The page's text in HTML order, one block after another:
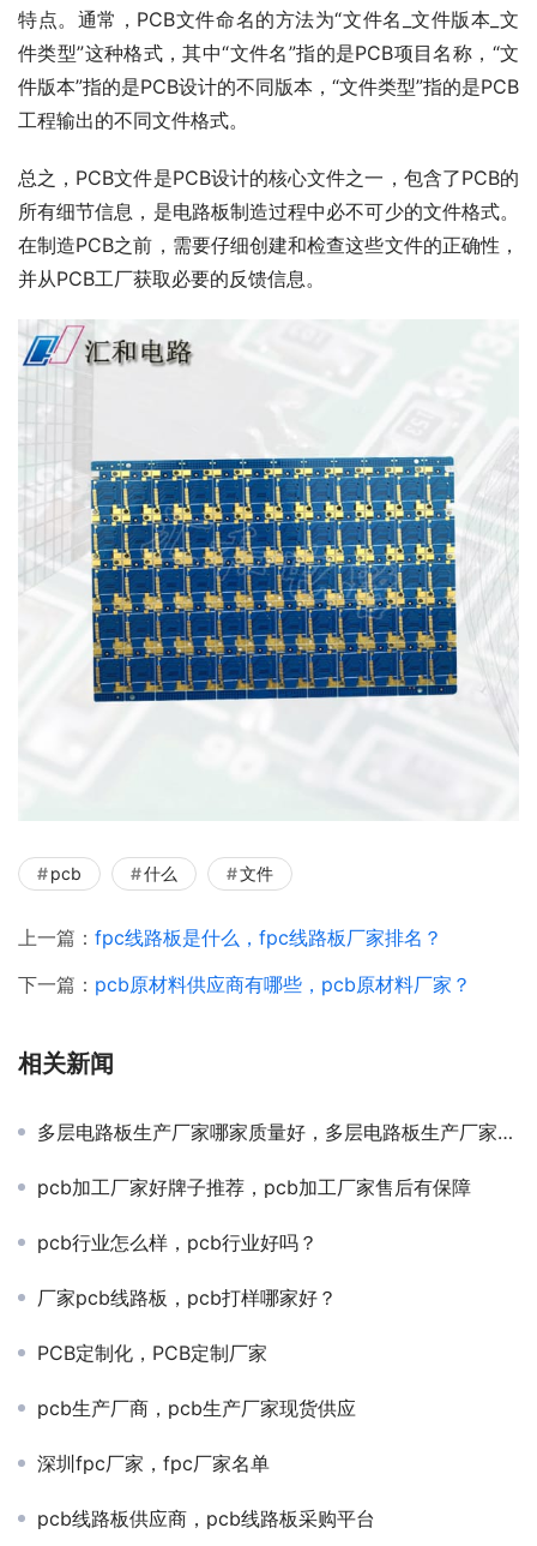
特点。通常，PCB文件命名的方法为“文件名_文件版本_文
件类型”这种格式，其中“文件名”指的是PCB项目名称，“文
件版本”指的是PCB设计的不同版本，“文件类型”指的是PCB
工程输出的不同文件格式。
总之，PCB文件是PCB设计的核心文件之一，包含了PCB的
所有细节信息，是电路板制造过程中必不可少的文件格式。
在制造PCB之前，需要仔细创建和检查这些文件的正确性，
并从PCB工厂获取必要的反馈信息。
pcb 什么 文件
上一篇： fpc线路板是什么，fpc线路板厂家排名？
下一篇： pcb原材料供应商有哪些，pcb原材料厂家？
相关新闻
多层电路板生产厂家哪家质量好，多层电路板生产厂家找哪家好？
pcb加工厂家好牌子推荐，pcb加工厂家售后有保障
pcb行业怎么样，pcb行业好吗？
厂家pcb线路板，pcb打样哪家好？
PCB定制化，PCB定制厂家
pcb生产厂商，pcb生产厂家现货供应
深圳fpc厂家，fpc厂家名单
pcb线路板供应商，pcb线路板采购平台